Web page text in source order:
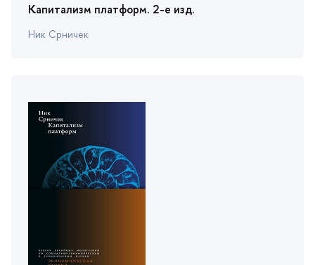
Капитализм платформ. 2-е изд.
Ник Срничек